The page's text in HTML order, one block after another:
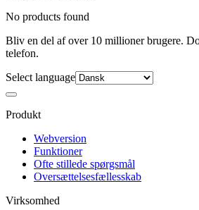
No products found
Bliv en del af over 10 millioner brugere.
telefon.
Select language
Produkt
Webversion
Funktioner
Ofte stillede spørgsmål
Oversættelsesfællesskab
Virksomhed